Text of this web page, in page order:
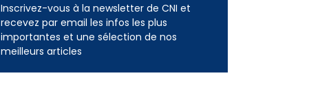
Inscrivez-vous à la newsletter de CNI et
recevez par email les infos les plus
importantes et une sélection de nos
meilleurs articles